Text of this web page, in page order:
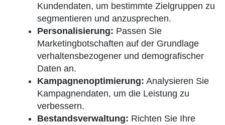
Kundendaten, um bestimmte Zielgruppen zu
segmentieren und anzusprechen.
Personalisierung: Passen Sie
Marketingbotschaften auf der Grundlage
verhaltensbezogener und demografischer
Daten an.
Kampagnenoptimierung: Analysieren Sie
Kampagnendaten, um die Leistung zu
verbessern.
Bestandsverwaltung: Richten Sie Ihre